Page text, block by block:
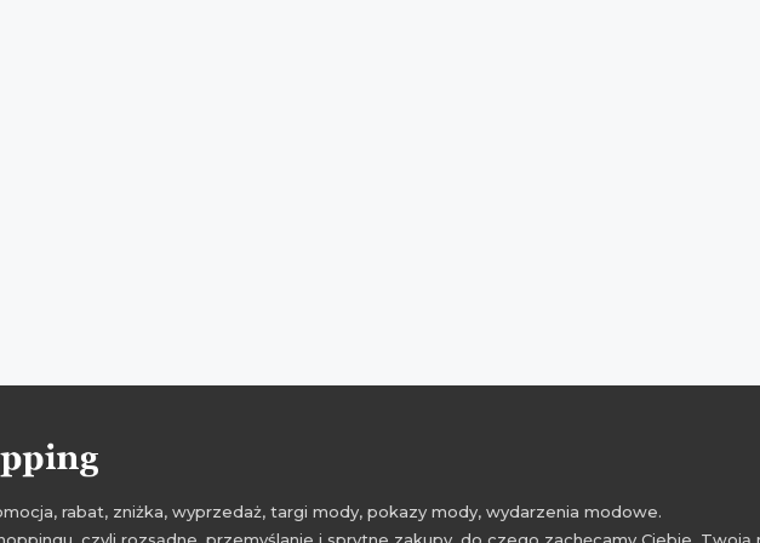
rabat, zniżka, wyprzedaż, targi mody, pokazy mody, wydarzenia modowe.
czyli rozsądne, przemyślanie i sprytne zakupy, do czego zachęcamy Ciebie,